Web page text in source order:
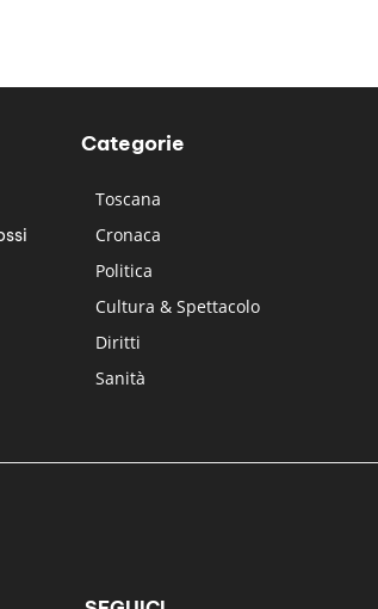
Categorie
Toscana
Cronaca
Politica
Cultura & Spettacolo
Diritti
Sanità